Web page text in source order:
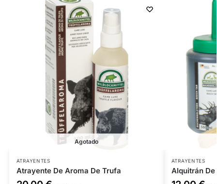
Agotado
ATRAYENTES
Atrayente De Aroma De Trufa
ATRAYENTES
Alquitrán De